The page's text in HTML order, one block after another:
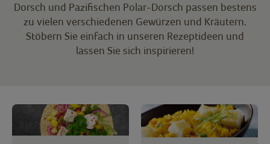
Dorsch und Pazifischen Polar-Dorsch passen bestens
zu vielen verschiedenen Gewürzen und Kräutern.
Stöbern Sie einfach in unseren Rezeptideen und
lassen Sie sich inspirieren!